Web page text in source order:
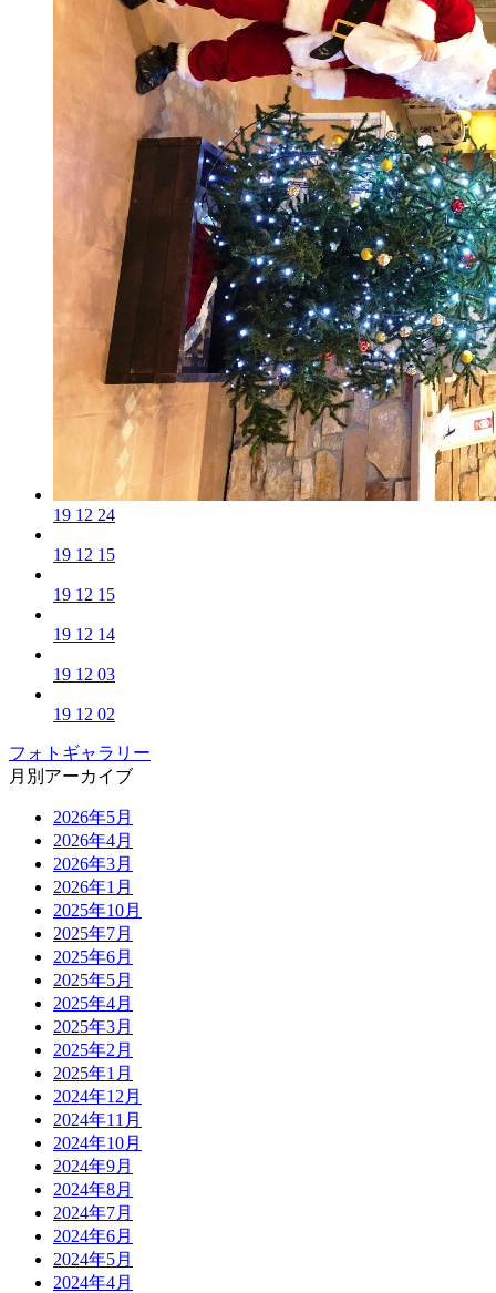
19 12 24
19 12 15
19 12 15
19 12 14
19 12 03
19 12 02
フォトギャラリー
月別アーカイブ
2026年5月
2026年4月
2026年3月
2026年1月
2025年10月
2025年7月
2025年6月
2025年5月
2025年4月
2025年3月
2025年2月
2025年1月
2024年12月
2024年11月
2024年10月
2024年9月
2024年8月
2024年7月
2024年6月
2024年5月
2024年4月